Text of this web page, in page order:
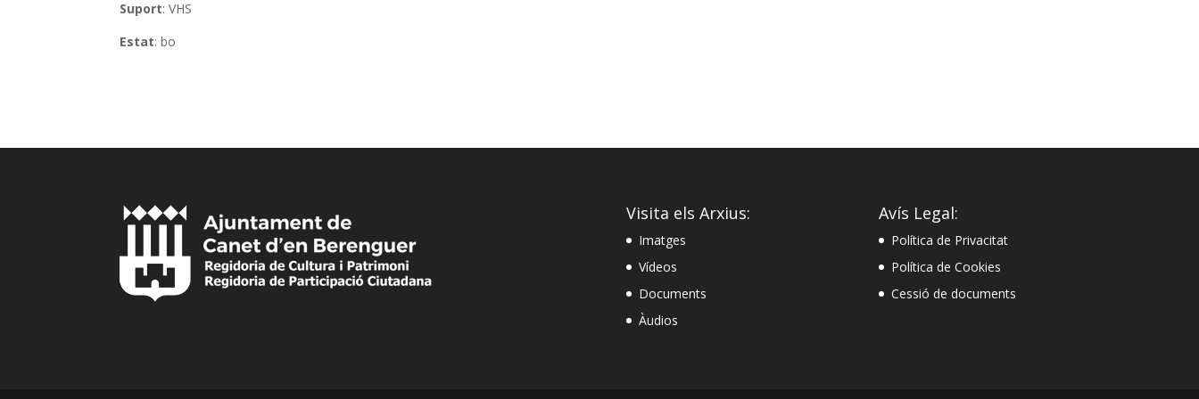
Suport: VHS
Estat: bo
Visita els Arxius:
Imatges
Vídeos
Documents
Àudios
Avís Legal:
Política de Privacitat
Política de Cookies
Cessió de documents